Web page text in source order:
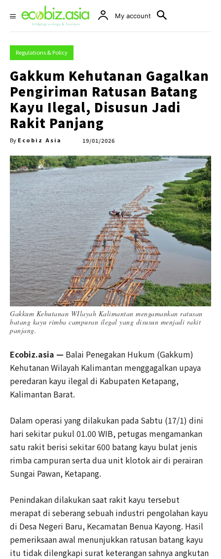
My account
Regulations & Policy
Gakkum Kehutanan Gagalkan
Pengiriman Ratusan Batang
Kayu Ilegal, Disusun Jadi
Rakit Panjang
By Ecobiz Asia 19/01/2026
Gakkum Kehutanan WIlayah Kalimantan mengamankan ratusan
batang kayu rimba campuran ilegal yang disusun menjadi rakit
panjang.
Ecobiz.asia — Balai Penegakan Hukum (Gakkum)
Kehutanan Wilayah Kalimantan menggagalkan upaya
peredaran kayu ilegal di Kabupaten Ketapang,
Kalimantan Barat.
Dalam operasi yang dilakukan pada Sabtu (17/1) dini
hari sekitar pukul 01.00 WIB, petugas mengamankan
satu rakit berisi sekitar 600 batang kayu bulat jenis
rimba campuran serta dua unit klotok air di perairan
Sungai Pawan, Ketapang.
Penindakan dilakukan saat rakit kayu tersebut
merapat di seberang sebuah industri pengolahan kayu
di Desa Negeri Baru, Kecamatan Benua Kayong. Hasil
pemeriksaan awal menunjukkan ratusan batang kayu
itu tidak dilengkapi surat keterangan sahnya angkutan